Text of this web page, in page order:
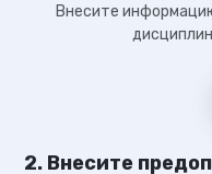
Внесите
2. Внесите